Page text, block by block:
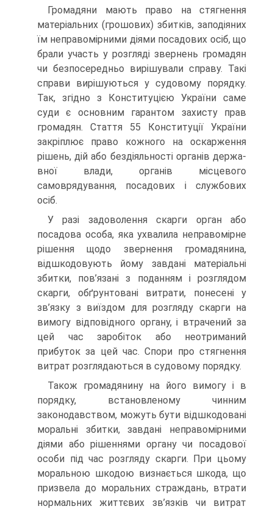
Громадяни мають право на стягнення
матеріальних (грошових) збитків, заподіяних
їм неправомірними діями посадових осіб, що
брали участь у розгляді звернень громадян
чи безпосередньо вирі­шували справу. Такі
справи вирішуються у судовому порядку.
Так, згідно з Конституцією України саме
суди є основним гарантом захи­сту прав
громадян. Стаття 55 Конституції України
закріплює право кожного на оскарження
рішень, дій або бездіяльності органів держа­
вної влади, органів місцевого
самоврядування, посадових і службо­вих
осіб.
У разі задоволення скарги орган або
посадова особа, яка ухва­лила неправомірне
рішення щодо звернення громадянина,
відшко­довують йому завдані матеріальні
збитки, пов’язані з поданням і ро­зглядом
скарги, обґрунтовані витрати, понесені у
зв’язку з виїздом для розгляду скарги на
вимогу відповідного органу, і втрачений за
цей час заробіток або неотриманий
прибуток за цей час. Спори про стягнення
витрат розглядаються в судовому порядку.
Також громадянину на його вимогу і в
порядку, встановленому чинним
законодавством, можуть бути відшкодовані
моральні зби­тки, завдані неправомірними
діями або рішеннями органу чи поса­дової
особи під час розгляду скарги. При цьому
моральною шкодою визнається шкода, що
призвела до моральних страждань, втрати
но­рмальних життєвих зв’язків чи витрат